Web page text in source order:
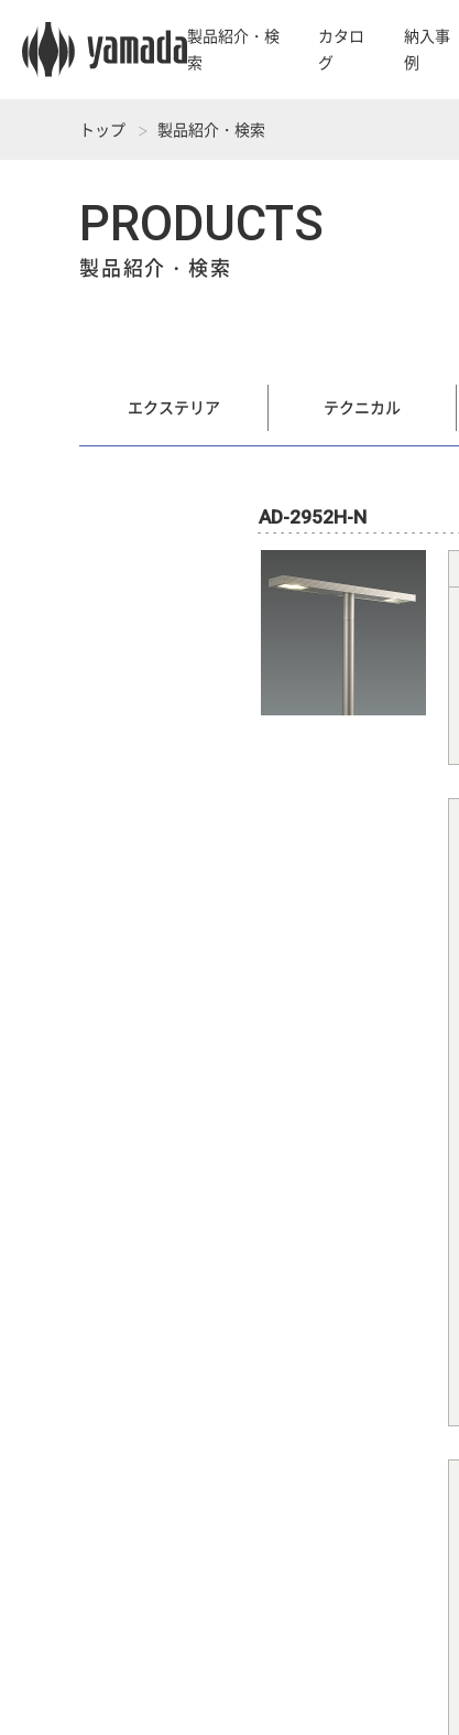
製品紹介・検
索
カタロ
グ
納入事
例
トップ 製品紹介・検索
PRODUCTS
製品紹介・検索
エクステリア テクニカル
AD-2952H-N